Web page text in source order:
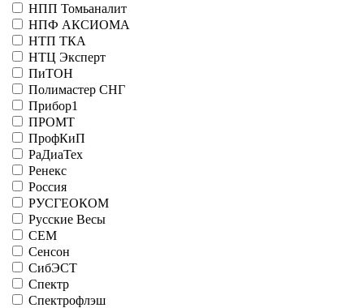
НПП Томьаналит
НПФ АКСИОМА
НТП ТКА
НТЦ Эксперт
ПиТОН
Полимастер СНГ
Прибор1
ПРОМТ
ПрофКиП
РаДиаТех
Ренекс
Россия
РУСГЕОКОМ
Русские Весы
СЕМ
Сенсон
СибЭСТ
Спектр
Спектрофлэш